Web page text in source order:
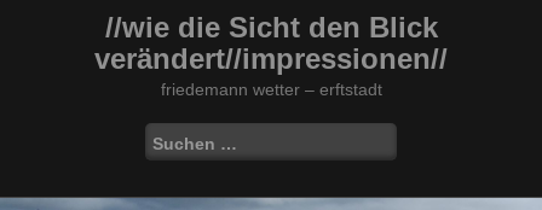
//wie die Sicht den Blick
verändert//impressionen//
friedemann wetter – erftstadt
Suchen
nach: